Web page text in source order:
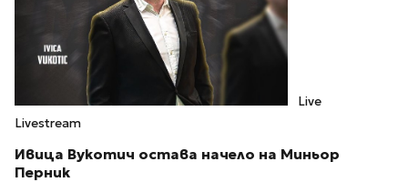
Live
Livestream
Ивица Вукотич остава начело на Миньор
Перник